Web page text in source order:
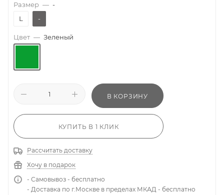
Размер — -
L
-
Цвет — Зеленый
В КОРЗИНУ
КУПИТЬ В 1 КЛИК
Рассчитать доставку
Хочу в подарок
- Самовывоз - бесплатно
- Доставка по г.Москве в пределах МКАД - бесплатно